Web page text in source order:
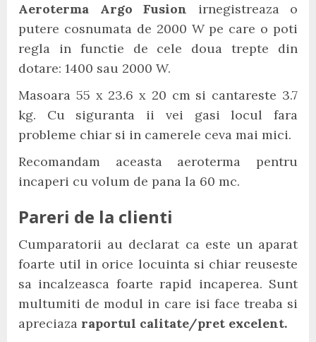
Aeroterma Argo Fusion irnegistreaza o
putere cosnumata de 2000 W pe care o poti
regla in functie de cele doua trepte din
dotare: 1400 sau 2000 W.
Masoara 55 x 23.6 x 20 cm si cantareste 3.7
kg. Cu siguranta ii vei gasi locul fara
probleme chiar si in camerele ceva mai mici.
Recomandam aceasta aeroterma pentru
incaperi cu volum de pana la 60 mc.
Pareri de la clienti
Cumparatorii au declarat ca este un aparat
foarte util in orice locuinta si chiar reuseste
sa incalzeasca foarte rapid incaperea. Sunt
multumiti de modul in care isi face treaba si
apreciaza raportul calitate/pret excelent.